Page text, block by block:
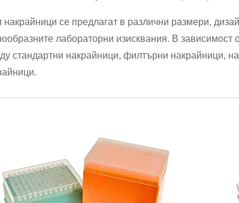
накрайници се предлагат в различни размери,
лабораторни изисквания. В зависимост
стандартни накрайници, филтърни накрайници,